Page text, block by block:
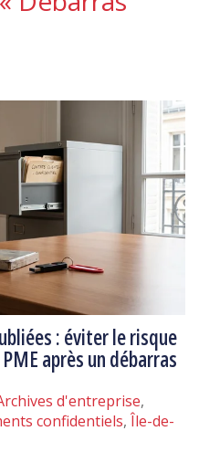
: éviter le risque
après un débarras
d'entreprise,
confidentiels, Île-de-